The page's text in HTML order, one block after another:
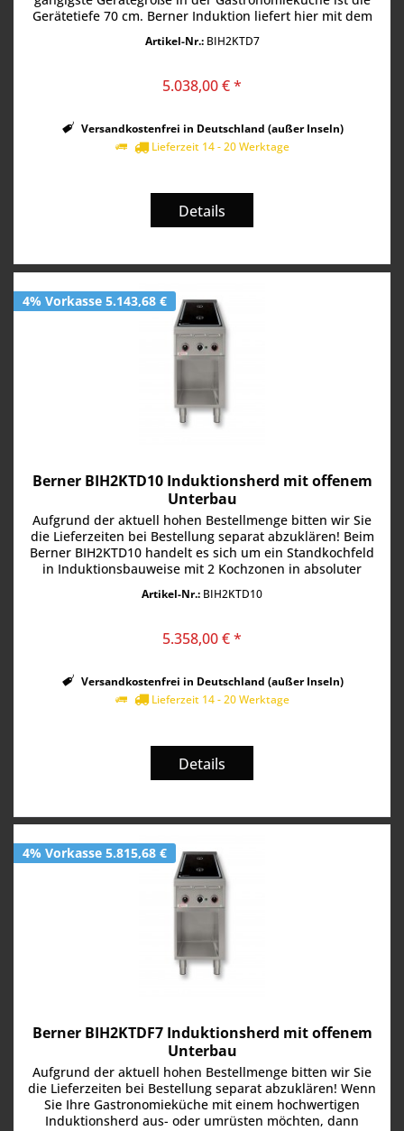
Gerätetiefe 70 cm. Berner Induktion liefert hier mit dem
Artikel-Nr.:BIH2KTD7
5.038,00 € *
Versandkostenfrei in Deutschland (außer Inseln)
Lieferzeit 14 - 20 Werktage
Details
4% Vorkasse 5.143,68 €
Berner BIH2KTD10 Induktionsherd mit offenem
Unterbau
Aufgrund der aktuell hohen Bestellmenge bitten wir Sie
die Lieferzeiten bei Bestellung separat abzuklären! Beim
Berner BIH2KTD10 handelt es sich um ein Standkochfeld
in Induktionsbauweise mit 2 Kochzonen in absoluter
Artikel-Nr.: BIH2KTD10
5.358,00 € *
Versandkostenfrei in Deutschland (außer Inseln)
Lieferzeit 14 - 20 Werktage
Details
4% Vorkasse 5.815,68 €
Berner BIH2KTDF7 Induktionsherd mit offenem
Unterbau
Aufgrund der aktuell hohen Bestellmenge bitten wir Sie
die Lieferzeiten bei Bestellung separat abzuklären! Wenn
Sie Ihre Gastronomieküche mit einem hochwertigen
Induktionsherd aus- oder umrüsten möchten, dann